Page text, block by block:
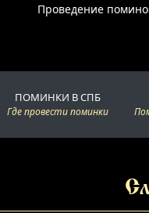
Проведение
ПОМИНКИ В СПБ
Где провести поминки